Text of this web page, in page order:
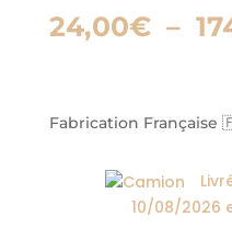
24,00€ –
Fabrication Française
10/08/2026